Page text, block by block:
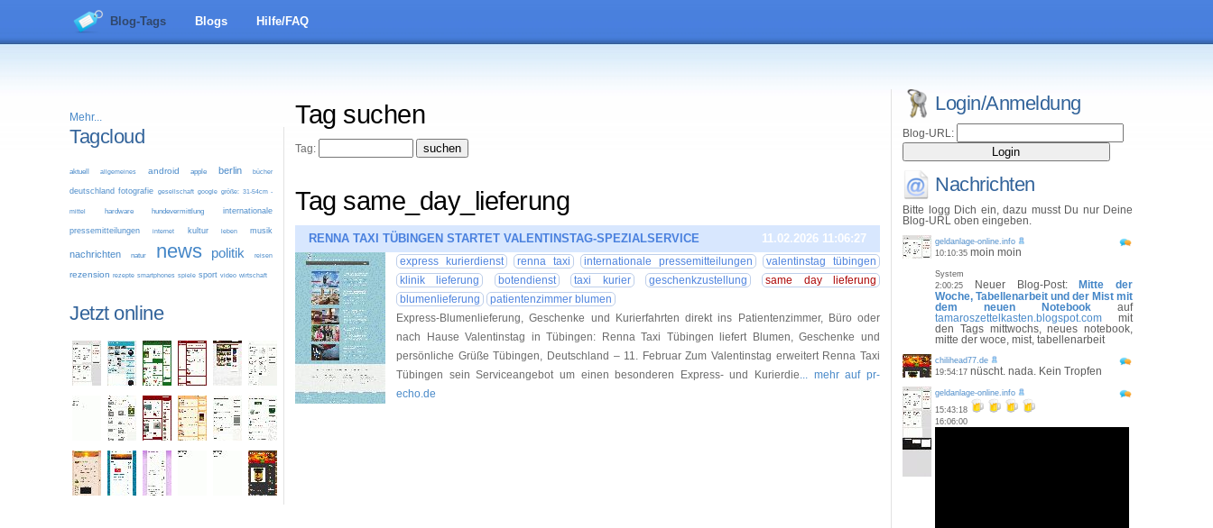
Blog-Tags Blogs Hilfe/FAQ
Mehr...
Tagcloud
aktuell allgemeines android apple berlin bücher
deutschland fotografie gesellschaft google größe: 31-54cm -
mittel hardware hundevermittlung internationale
pressemitteilungen internet kultur leben musik
nachrichten natur news politik reisen
rezension rezepte smartphones spiele sport video wirtschaft
Jetzt online
Tag suchen
Tag:
Tag same_day_lieferung
RENNA TAXI TÜBINGEN STARTET VALENTINSTAG-SPEZIALSERVICE 11.02.2026 11:06:27
express kurierdienst renna taxi internationale pressemitteilungen
valentinstag tübingen
klinik lieferung
botendienst taxi kurier geschenkzustellung
same day lieferung
blumenlieferung
patientenzimmer blumen
Express-Blumenlieferung, Geschenke und Kurierfahrten direkt ins Patientenzimmer, Büro oder
nach Hause Valentinstag in Tübingen: Renna Taxi Tübingen liefert Blumen, Geschenke und
persönliche Grüße Tübingen, Deutschland – 11. Februar Zum Valentinstag erweitert Renna Taxi
Tübingen sein Serviceangebot um einen besonderen Express- und Kurierdie... mehr auf pr-
echo.de
Login/Anmeldung
Blog-URL:
Nachrichten
Bitte logg Dich ein, dazu musst Du nur Deine
Blog-URL oben eingeben.
geldanlage-online.info
10:10:35 moin moin
System
2:00:25
Neuer Blog-Post:
Mitte der
Woche, Tabellenarbeit und der Mist mit
dem neuen Notebook auf
tamaroszettelkasten.blogspot.com mit
den Tags mittwochs, neues notebook,
mitte der woce, mist, tabellenarbeit
chilihead77.de
19:54:17 nüscht. nada. Kein Tropfen
geldanlage-online.info
15:43:18
16:06:00